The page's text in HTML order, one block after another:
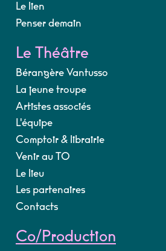
Le lien
Penser demain
Le Théâtre
Bérangère Vantusso
La jeune troupe
Artistes associés
L'équipe
Comptoir & librairie
Venir au TO
Le lieu
Les partenaires
Contacts
Co/Production